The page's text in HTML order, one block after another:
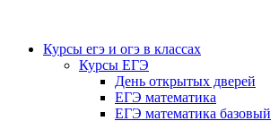
Курсы егэ и огэ в классах
Курсы ЕГЭ
День открытых дверей
ЕГЭ математика
ЕГЭ математика базовый